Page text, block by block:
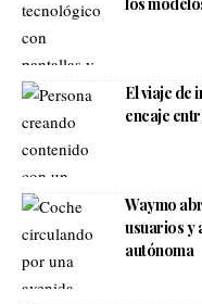
El viaje de
encaje
Waymo
usuarios y
autónoma